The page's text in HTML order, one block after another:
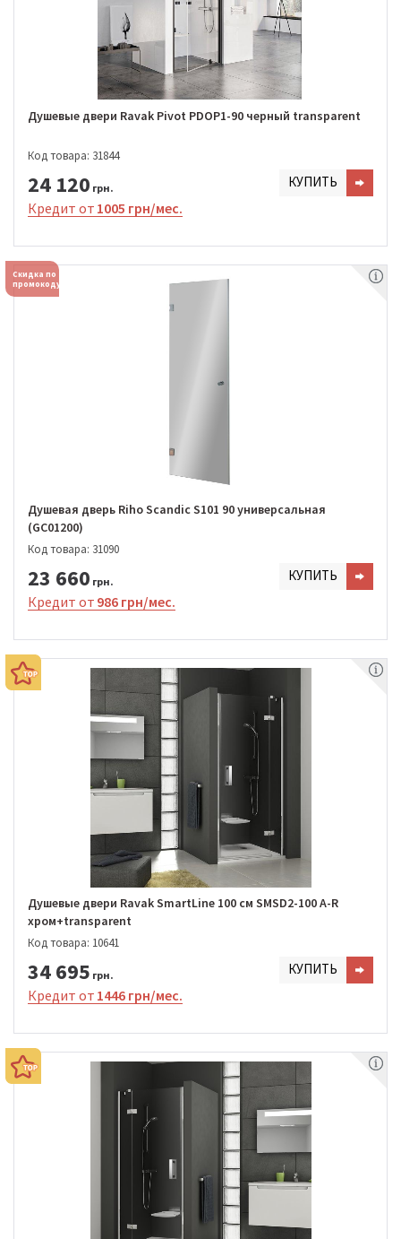
Душевые двери Ravak Pivot PDOP1-90 черный transparent
Код товара: 31844
24 120 грн. КУПИТЬ
Кредит от 1005 грн/мес.
Скидка по
промокоду
Душевая дверь Riho Scandic S101 90 универсальная
(GC01200)
Код товара: 31090
23 660 грн. КУПИТЬ
Кредит от 986 грн/мес.
Душевые двери Ravak SmartLine 100 см SMSD2-100 A-R
хром+transparent
Код товара: 10641
34 695 грн. КУПИТЬ
Кредит от 1446 грн/мес.